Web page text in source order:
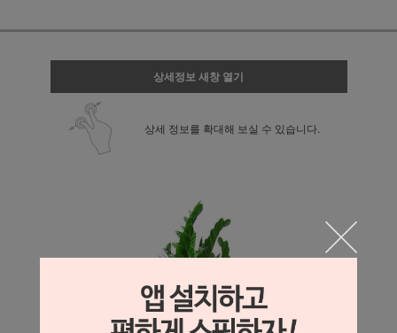
상세정보 새창 열기
상세 정보를 확대해 보실 수 있습니다.